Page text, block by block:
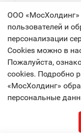
баллон
для
простой
ООО
пользователей и
персонализации
Cookies можно в
Пожалуйста,
cookies. Подробно
«МосХолдинг»
персональные